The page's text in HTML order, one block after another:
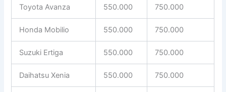
Toyota Avanza 550.000 750.000
Honda Mobilio 550.000 750.000
Suzuki Ertiga 550.000 750.000
Daihatsu Xenia 550.000 750.000